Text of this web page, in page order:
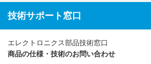
技術サポート窓口
エレクトロニクス部品技術窓口
商品の仕様・技術のお問い合わせ